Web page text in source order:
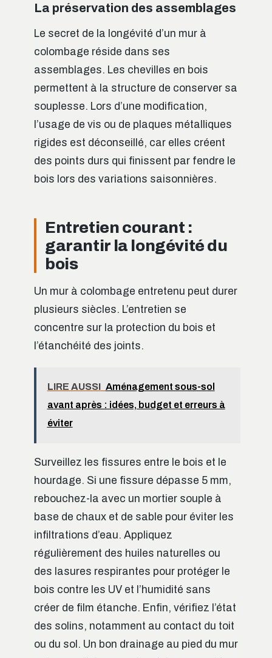
La préservation des assemblages
Le secret de la longévité d’un mur à
colombage réside dans ses
assemblages. Les chevilles en bois
permettent à la structure de conserver sa
souplesse. Lors d’une modification,
l’usage de vis ou de plaques métalliques
rigides est déconseillé, car elles créent
des points durs qui finissent par fendre le
bois lors des variations saisonnières.
Entretien courant :
garantir la longévité du
bois
Un mur à colombage entretenu peut durer
plusieurs siècles. L’entretien se
concentre sur la protection du bois et
l’étanchéité des joints.
LIRE AUSSI Aménagement sous-sol
avant après : idées, budget et erreurs à
éviter
Surveillez les fissures entre le bois et le
hourdage. Si une fissure dépasse 5 mm,
rebouchez-la avec un mortier souple à
base de chaux et de sable pour éviter les
infiltrations d’eau. Appliquez
régulièrement des huiles naturelles ou
des lasures respirantes pour protéger le
bois contre les UV et l’humidité sans
créer de film étanche. Enfin, vérifiez l’état
des solins, notamment au contact du toit
ou du sol. Un bon drainage au pied du mur